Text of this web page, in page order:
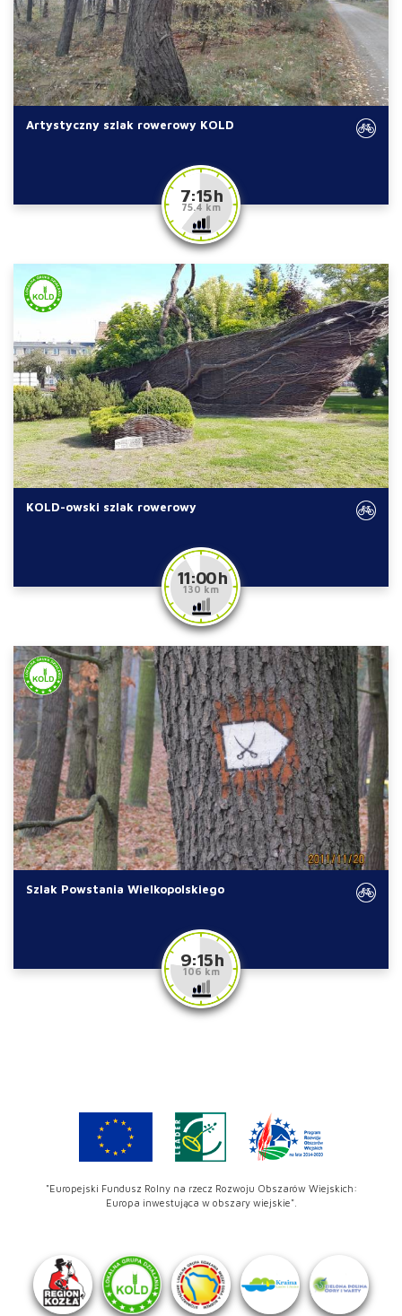
Artystyczny szlak rowerowy KOLD
7:15 h
75.4 km
KOLD-owski szlak rowerowy
11:00 h
130 km
Szlak Powstania Wielkopolskiego
9:15 h
106 km
"Europejski Fundusz Rolny na rzecz Rozwoju Obszarów Wiejskich:
Europa inwestująca w obszary wiejskie".